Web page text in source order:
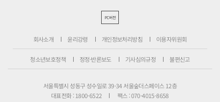
PC버전
회사소개 윤리강령 개인정보처리방침 이용자위원회
청소년보호정책 정정·반론보도 기사심의규정 불편신고
서울특별시 성동구 성수일로 39-34 서울숲더스페이스 12층
대표전화 : 1800-6522
팩스 : 070-4015-8658